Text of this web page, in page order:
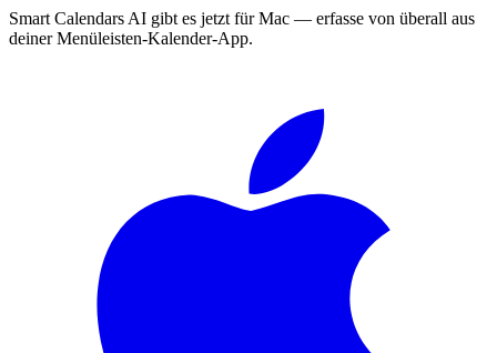
Smart Calendars AI gibt es jetzt für Mac — erfasse von überall aus
deiner Menüleisten-Kalender-App.